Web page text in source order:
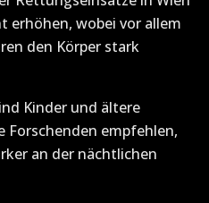
erhöhen, wobei vor allem
den Körper stark
Kinder und ältere
Forschenden empfehlen,
an der nächtlichen